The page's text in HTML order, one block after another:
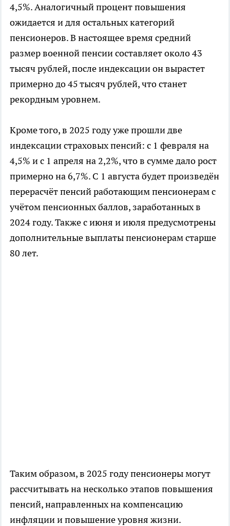
4,5%. Аналогичный процент повышения
ожидается и для остальных категорий
пенсионеров. В настоящее время средний
размер военной пенсии составляет около 43
тысяч рублей, после индексации он вырастет
примерно до 45 тысяч рублей, что станет
рекордным уровнем.
Кроме того, в 2025 году уже прошли две
индексации страховых пенсий: с 1 февраля на
4,5% и с 1 апреля на 2,2%, что в сумме дало рост
примерно на 6,7%. С 1 августа будет произведён
перерасчёт пенсий работающим пенсионерам с
учётом пенсионных баллов, заработанных в
2024 году. Также с июня и июля предусмотрены
дополнительные выплаты пенсионерам старше
80 лет.
Таким образом, в 2025 году пенсионеры могут
рассчитывать на несколько этапов повышения
пенсий, направленных на компенсацию
инфляции и повышение уровня жизни.